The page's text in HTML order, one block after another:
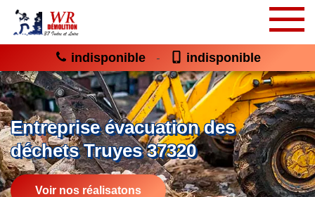
indisponible - indisponible
Entreprise évacuation des
déchets Truyes 37320
Voir nos réalisatons